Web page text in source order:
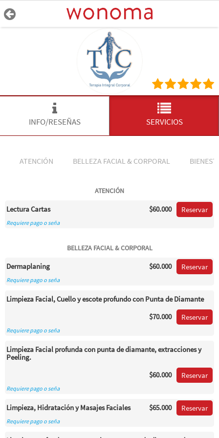
INFO/RESEÑAS SERVICIOS
ATENCIÓN BELLEZA FACIAL & CORPORAL
ATENCIÓN
Lectura Cartas $60.000 Reservar
Requiere pago o seña
BELLEZA FACIAL & CORPORAL
Dermaplaning $60.000 Reservar
Requiere pago o seña
Limpieza Facial, Cuello y escote profundo con Punta de Diamante
$70.000
Reservar
Requiere pago o seña
Limpieza Facial profunda con punta de diamante, extracciones y
Peeling.
$60.000
Reservar
Requiere pago o seña
Limpieza, Hidratación y Masajes Faciales $65.000 Reservar
Requiere pago o seña